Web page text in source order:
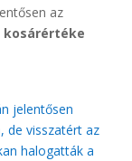
az
jelentősen
de visszatért az
halogatták a